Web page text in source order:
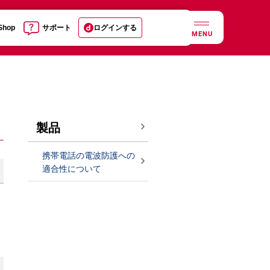
サポート ログインする
MENU
製品
携帯電話の電波防護への
適合性について